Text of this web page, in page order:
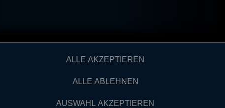
ALLE AKZEPTIEREN
ALLE ABLEHNEN
AUSWAHL AKZEPTIEREN